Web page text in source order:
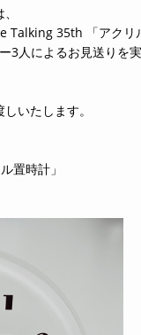
Talking 35th 「アクリ
3人によるお見送りを
いたします。
置時計」